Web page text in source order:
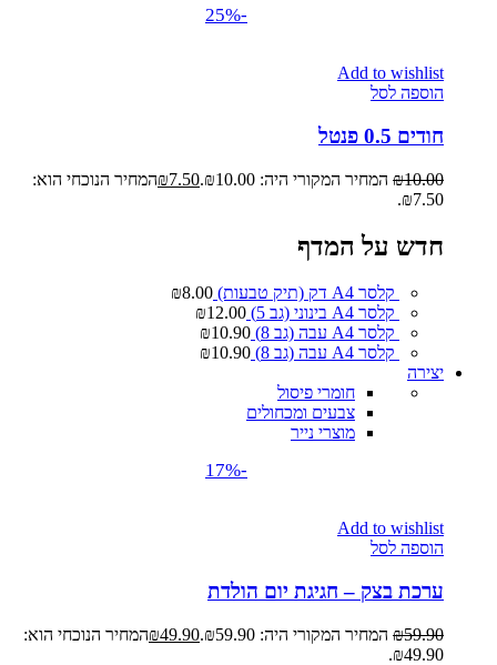
-25%
Add to wishlist
הוספה לסל
חודים 0.5 פנטל
₪10.00 המחיר המקורי היה: ₪10.00. ₪7.50
המחיר הנוכחי הוא:
₪7.50.
חדש על המדף
קלסר A4 דק (תיק טבעות) ₪8.00
קלסר A4 בינוני (גב 5)
₪12.00
קלסר A4 עבה (גב 8)
₪10.90
קלסר A4 עבה (גב 8)
₪10.90
יצירה
חומרי פיסול
צבעים ומכחולים
מוצרי נייר
-17%
Add to wishlist
הוספה לסל
ערכת בצק – חגיגת יום הולדת
₪59.90 המחיר המקורי היה: ₪59.90. ₪49.90
המחיר הנוכחי הוא:
₪49.90.